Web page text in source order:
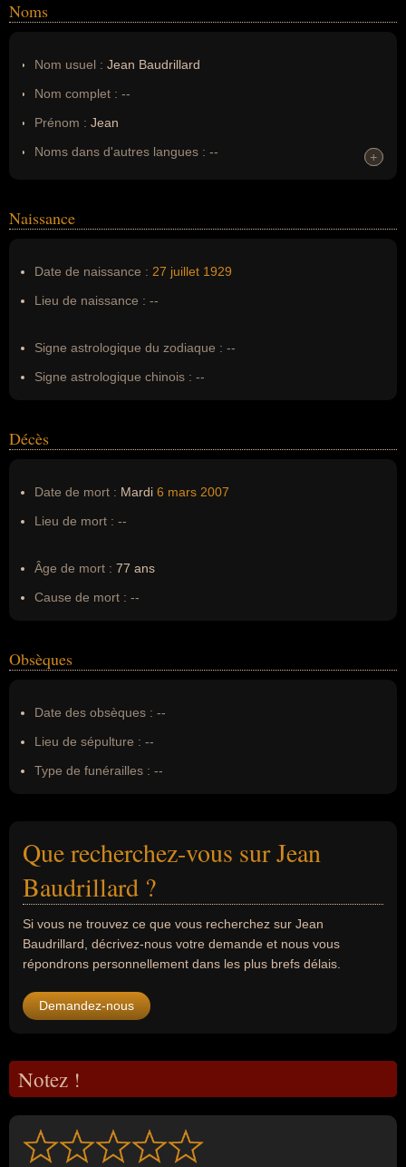
Noms
Nom usuel : Jean Baudrillard
Nom complet : --
Prénom : Jean
Noms dans d'autres langues : --
Nom de famille :Baudrillard
+
+
Naissance
Date de naissance : 27 juillet 1929
Lieu de naissance : --
Signe astrologique du zodiaque : --
Signe astrologique chinois : --
Décès
Date de mort : Mardi 6 mars 2007
Lieu de mort : --
Âge de mort : 77 ans
Cause de mort : --
Obsèques
Date des obsèques : --
Lieu de sépulture : --
Type de funérailles : --
Que recherchez-vous sur Jean
Baudrillard ?
Si vous ne trouvez ce que vous recherchez sur Jean
Baudrillard, décrivez-nous votre demande et nous vous
répondrons personnellement dans les plus brefs délais.
Demandez-nous
Notez !